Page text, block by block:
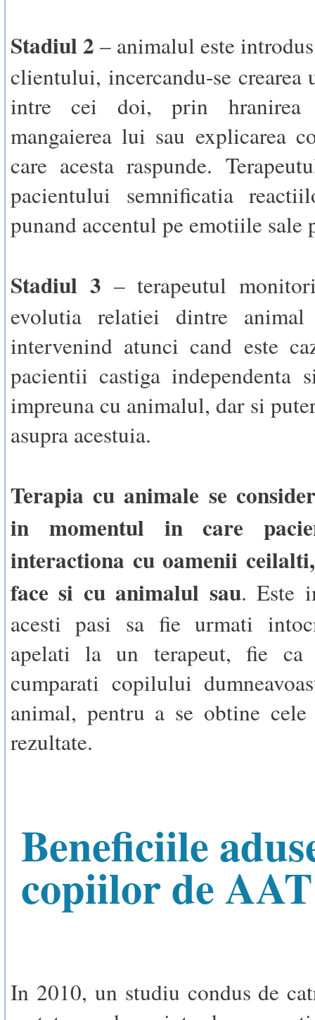
Stadiul 2 – animalul este
clientului, incercandu-se crearea
intre cei doi, prin hranirea
mangaierea lui sau explicarea
care acesta raspunde.
pacientului semnificatia
punand accentul pe emotiile sale
Stadiul 3 – terapeutul
evolutia relatiei dintre
intervenind atunci cand este
pacientii castiga independenta
impreuna cu animalul, dar si
asupra acestuia.
Terapia cu animale se
in momentul in care
interactiona cu oamenii
face si cu animalul sau. Este
acesti pasi sa fie urmati
apelati la un terapeut, fie ca
cumparati copilului
animal, pentru a se obtine
rezultate.
Beneficiile
copiilor de AAT
In 2010, un studiu condus de